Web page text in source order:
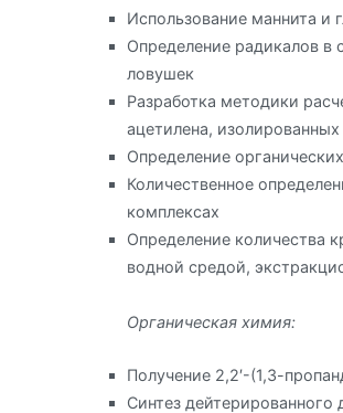
Использование маннита и
Определение радикалов
ловушек
Разработка методики
ацетилена,
Определение
Количественное
комплексах
Определение количества
водной средой,
Органическая химия:
Получение 2,2′-(1,3-
Синтез дейтерированного